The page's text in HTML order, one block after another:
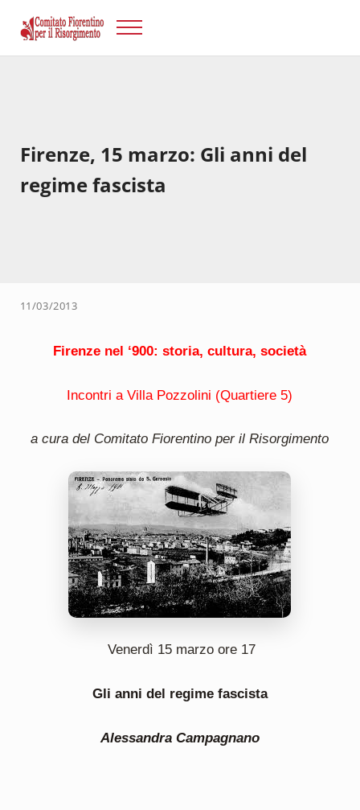
Risorgimento Firenze
Menu
Firenze, 15 marzo: Gli anni del
regime fascista
11/03/2013
Firenze nel ‘900: storia, cultura, società
Incontri a Villa Pozzolini (Quartiere 5)
a cura del Comitato Fiorentino per il Risorgimento
Venerdì 15 marzo ore 17
Gli anni del regime fascista
Alessandra Campagnano